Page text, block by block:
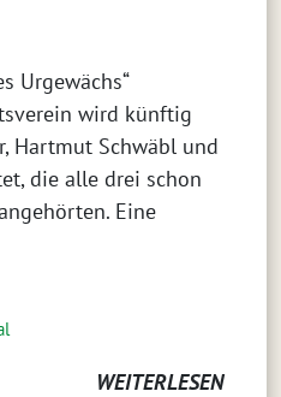
Urgewächs“
wird künftig
Hartmut Schwäbl und
die alle drei schon
Eine
WEITERLESEN